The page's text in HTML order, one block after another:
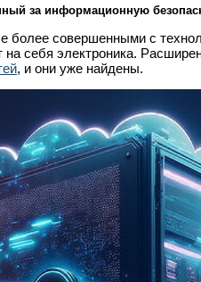
за информационную
совершенными с
на себя электроника.
, и они уже найдены.